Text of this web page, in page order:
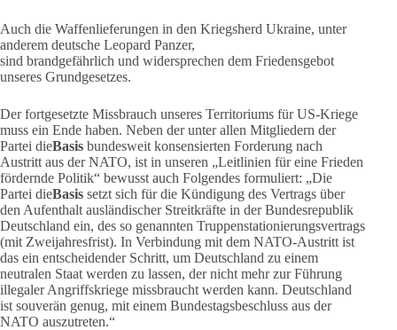
Auch die Waffenlieferungen in den Kriegsherd Ukraine, unter
anderem deutsche Leopard Panzer,
sind brandgefährlich und widersprechen dem Friedensgebot
unseres Grundgesetzes.
Der fortgesetzte Missbrauch unseres Territoriums für US-Kriege
muss ein Ende haben. Neben der unter allen Mitgliedern der
Partei dieBasis bundesweit konsensierten Forderung nach
Austritt aus der NATO, ist in unseren „Leitlinien für eine Frieden
fördernde Politik“ bewusst auch Folgendes formuliert: „Die
Partei dieBasis setzt sich für die Kündigung des Vertrags über
den Aufenthalt ausländischer Streitkräfte in der Bundesrepublik
Deutschland ein, des so genannten Truppenstationierungsvertrags
(mit Zweijahresfrist). In Verbindung mit dem NATO-Austritt ist
das ein entscheidender Schritt, um Deutschland zu einem
neutralen Staat werden zu lassen, der nicht mehr zur Führung
illegaler Angriffskriege missbraucht werden kann. Deutschland
ist souverän genug, mit einem Bundestagsbeschluss aus der
NATO auszutreten.“